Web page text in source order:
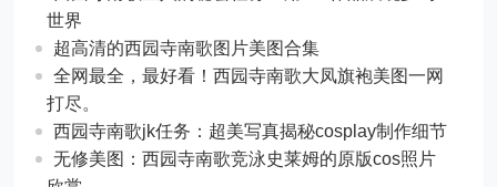
世界
超高清的西园寺南歌图片美图合集
全网最全，最好看！西园寺南歌大凤旗袍美图一网
打尽。
西园寺南歌jk任务：超美写真揭秘cosplay制作细节
无修美图：西园寺南歌竞泳史莱姆的原版cos照片